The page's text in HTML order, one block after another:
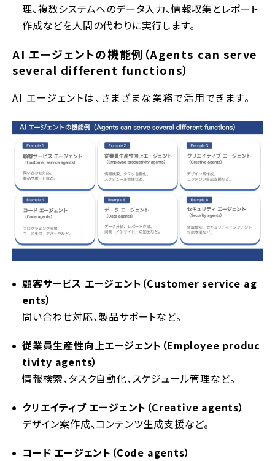
理、複数システムへのデータ入力、情報収集とレポート
作成などを人間の代わりに実行します。
AI エージェントの機能例（Agents can serve
several different functions）
AI エージェントは、さまざまな業務で活用できます。
顧客サービス エージェント（Customer service ag
ents）
問い合わせ対応、製品サポートなど。
従業員生産性向上エージェント（Employee produc
tivity agents）
情報検索、タスク自動化、スケジュール管理など。
クリエイティブ エージェント（Creative agents）
デザイン案作成、コンテンツ生成支援など。
コード エージェント（Code agents）